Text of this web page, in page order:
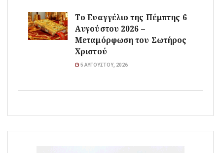
Το Ευαγγέλιο της Πέμπτης 6
Αυγούστου 2026 –
Μεταμόρφωση του Σωτήρος
Χριστού
5 ΑΥΓΟΎΣΤΟΥ, 2026